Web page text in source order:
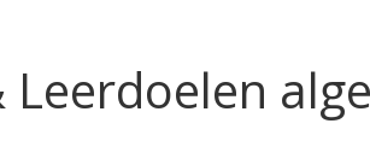
Leerdoelen